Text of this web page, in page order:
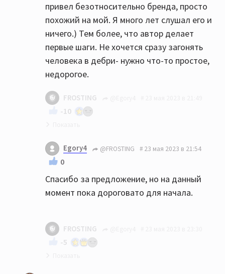
привел безотносительно бренда, просто
похожий на мой. Я много лет слушал его и
ничего.) Тем более, что автор делает
первые шаги. Не хочется сразу загонять
человека в дебри- нужно что-то простое,
недорогое.
FROSTING
-10
Могу предложить фактически новые Dali
Oberon 3 немногим дороже этих Хеко. Цвет
брашированный дуб
Egory4 @FROSTING 23 мая 2023 в 21:54
0
Спасибо за предложение, но на данный
момент пока дороговато для начала.
FROSTING
-5